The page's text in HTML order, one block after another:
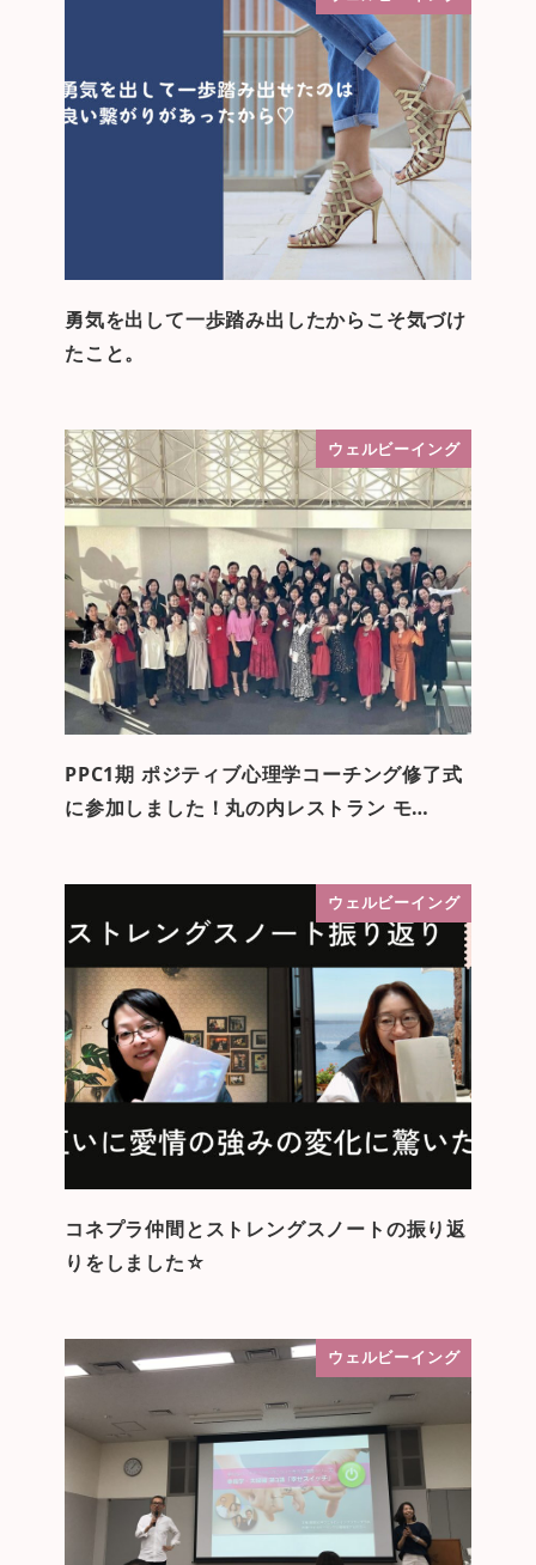
勇気を出して一歩踏み出したからこそ気づけ
たこと。
ウェルビーイング
PPC1期 ポジティブ心理学コーチング修了式
に参加しました！丸の内レストラン モ…
ウェルビーイング
コネプラ仲間とストレングスノートの振り返
りをしました☆
ウェルビーイング